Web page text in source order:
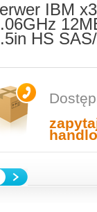
IBM
HS